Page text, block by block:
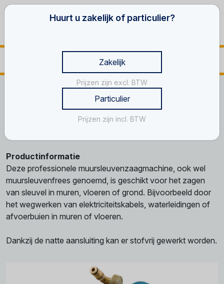
Gereedschappen
Steen- en beton
Muursleuvenzaag, nat
Productinformatie
Deze professionele muursleuvenzaagmachine, ook wel
muursleuvenfrees genoemd, is geschikt voor het zagen
van sleuvel in muren, vloeren of grond. Bijvoorbeeld door
het wegwerken van elektriciteitskabels, waterleidingen of
afvoerbuien in muren of vloeren.
Dankzij de natte aansluiting kan er stofvrij gewerkt worden.
Huurt u zakelijk of particulier?
Zakelijk
Prijzen zijn excl. BTW
Particulier
Prijzen zijn incl. BTW